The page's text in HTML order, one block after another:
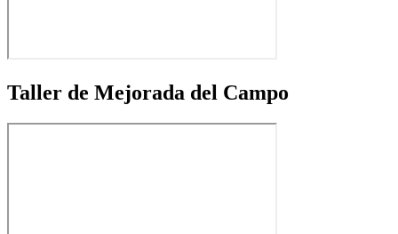
Taller de Mejorada del Campo